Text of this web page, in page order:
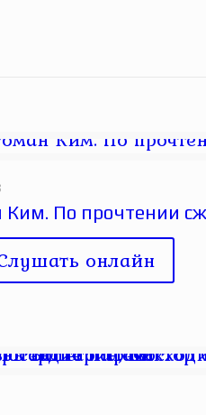
Ким. По прочтении
онлайн